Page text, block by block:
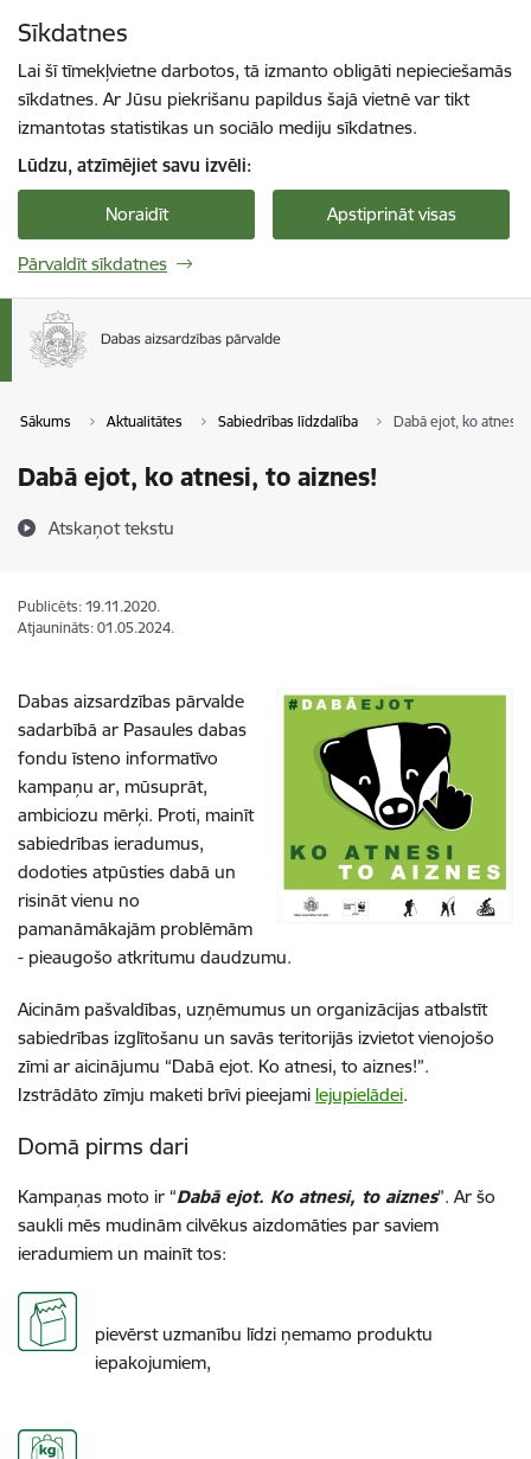
Sīkdatnes
Lai šī tīmekļvietne darbotos, tā izmanto obligāti nepieciešamās
sīkdatnes. Ar Jūsu piekrišanu papildus šajā vietnē var tikt
izmantotas statistikas un sociālo mediju sīkdatnes.
Lūdzu, atzīmējiet savu izvēli:
Noraidīt Apstiprināt visas
Pārvaldīt sīkdatnes
Sākums Aktualitātes Sabiedrības līdzdalība Dabā ejot, ko atnesi,
Dabā ejot, ko atnesi, to aiznes!
Atskaņot tekstu
Publicēts: 19.11.2020.
Atjaunināts: 01.05.2024.
Dabas aizsardzības pārvalde
sadarbībā ar Pasaules dabas
fondu īsteno informatīvo
kampaņu ar, mūsuprāt,
ambiciozu mērķi. Proti, mainīt
sabiedrības ieradumus,
dodoties atpūsties dabā un
risināt vienu no
pamanāmākajām problēmām
- pieaugošo atkritumu daudzumu.
Aicinām pašvaldības, uzņēmumus un organizācijas atbalstīt
sabiedrības izglītošanu un savās teritorijās izvietot vienojošo
zīmi ar aicinājumu “Dabā ejot. Ko atnesi, to aiznes!”.
Izstrādāto zīmju maketi brīvi pieejami lejupielādei.
Domā pirms dari
Kampaņas moto ir “Dabā ejot. Ko atnesi, to aiznes”. Ar šo
saukli mēs mudinām cilvēkus aizdomāties par saviem
ieradumiem un mainīt tos:
pievērst uzmanību līdzi ņemamo produktu
iepakojumiem,